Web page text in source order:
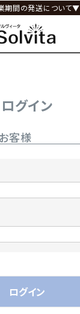
期間の発送について▼
ログイン
客様
ログイン